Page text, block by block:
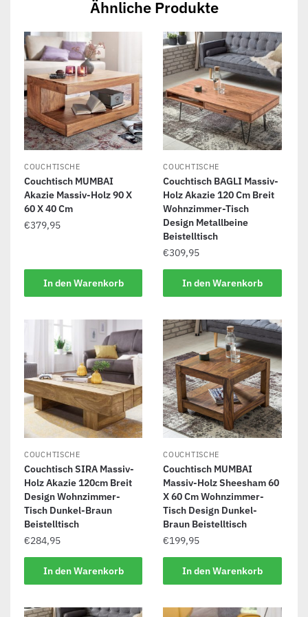
Ähnliche Produkte
COUCHTISCHE
Couchtisch MUMBAI
Akazie Massiv-Holz 90 X
60 X 40 Cm
€379,95
In den Warenkorb
COUCHTISCHE
Couchtisch BAGLI Massiv-
Holz Akazie 120 Cm Breit
Wohnzimmer-Tisch
Design Metallbeine
Beistelltisch
€309,95
In den Warenkorb
COUCHTISCHE
Couchtisch SIRA Massiv-
Holz Akazie 120cm Breit
Design Wohnzimmer-
Tisch Dunkel-Braun
Beistelltisch
€284,95
In den Warenkorb
COUCHTISCHE
Couchtisch MUMBAI
Massiv-Holz Sheesham 60
X 60 Cm Wohnzimmer-
Tisch Design Dunkel-
Braun Beistelltisch
€199,95
In den Warenkorb